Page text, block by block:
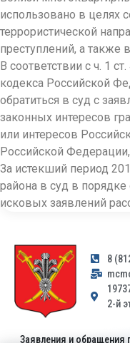
использовано в целях
террористической
преступлений, а также
В соответствии с ч. 1
кодекса Российской
обратиться в суд с
законных интересов
или интересов
Российской
За истекший период
района в суд в
исковых заявлений
8
2-й
Заявления и обращения